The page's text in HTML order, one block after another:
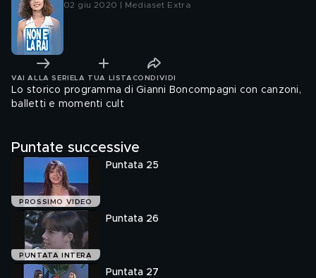
02 giu 2020 | Mediaset Extra
VAI ALLA SERIE LA TUA LISTA CONDIVIDI
Lo storico programma di Gianni Boncompagni con canzoni,
balletti e momenti cult
Puntate successive
PROSSIMO VIDEO
Puntata 25
PUNTATA INTERA
Puntata 26
Puntata 27